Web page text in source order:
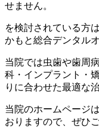
せません。
を検討されている方
かもと総合デンタル
当院では虫歯や歯周
科・インプラント・
りに合わせた最適な
当院のホームページは
おりますので、ぜひ